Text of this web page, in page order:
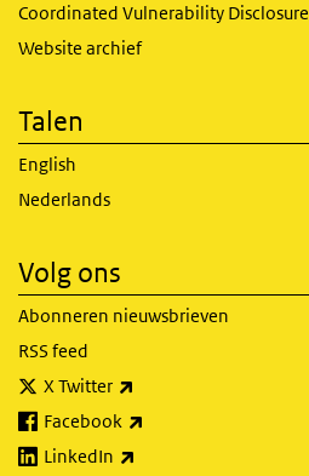
Coordinated Vulnerability Disclosure
Website archief
Talen
English
Nederlands
Volg ons
Abonneren nieuwsbrieven
RSS feed
X Twitter
Facebook
LinkedIn